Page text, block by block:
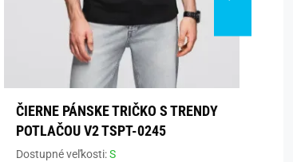
ČIERNE PÁNSKE TRIČKO S TRENDY
POTLAČOU V2 TSPT-0245
Dostupné veľkosti:S